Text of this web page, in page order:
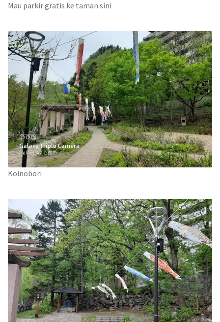
Mau parkir gratis ke taman sini
Koinobori